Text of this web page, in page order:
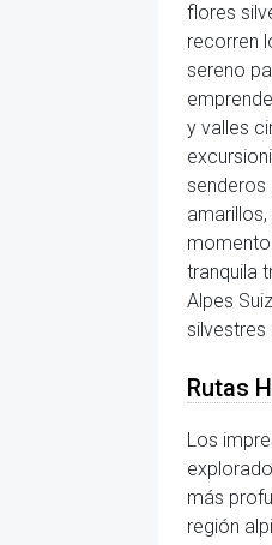
flores
recorren
sereno
y valles
senderos
tranquila
Alpes
silvestres
Rutas
Los
más
región